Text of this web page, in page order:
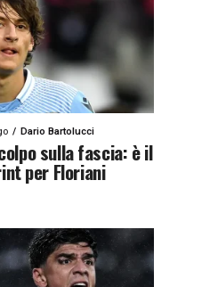
Dario Bartolucci
sulla fascia: è il
per Floriani